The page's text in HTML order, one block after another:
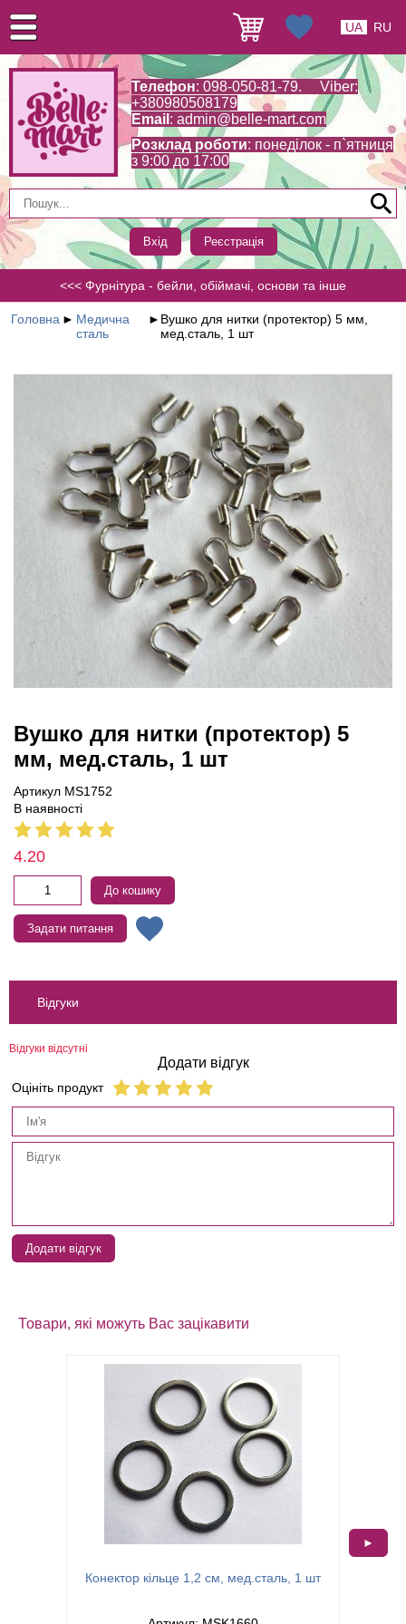
Телефон: 098-050-81-79. Viber:
+380980508179
Email : admin@belle-mart.com
Розклад роботи: понеділок - п`ятниця
з 9:00 до 17:00
Вхід Реєстрація
UA RU
<<< Фурнітура - бейли, обіймачі, основи та інше
Головна ► Медична
сталь
► Вушко для нитки (протектор) 5 мм,
мед.сталь, 1 шт
Вушко для нитки (протектор) 5
мм, мед.сталь, 1 шт
Артикул MS1752
В наявності
4.20
До кошику
Задати питання
Відгуки
Відгуки відсутні
Додати відгук
Оцініть продукт
Додати відгук
Товари, які можуть Вас зацікавити
Конектор кільце 1,2 см, мед.сталь, 1 шт
►